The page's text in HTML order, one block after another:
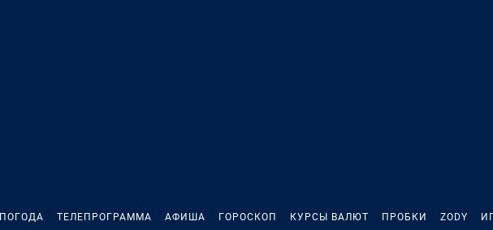
ПОГОДА ТЕЛЕПРОГРАММА АФИША ГОРОСКОП КУРСЫ ВАЛЮТ ПРОБКИ ZODY